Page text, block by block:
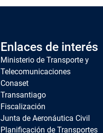
Enlaces de interés
Ministerio de Transporte y
Telecomunicaciones
Conaset
Transantiago
Fiscalización
Junta de Aeronáutica Civil
Planificación de Transportes